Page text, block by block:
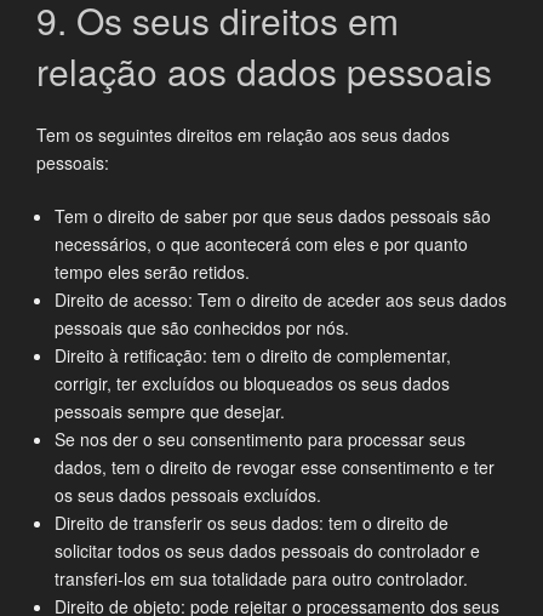
9. Os seus direitos em
relação aos dados pessoais
Tem os seguintes direitos em relação aos seus dados
pessoais:
Tem o direito de saber por que seus dados pessoais são
necessários, o que acontecerá com eles e por quanto
tempo eles serão retidos.
Direito de acesso: Tem o direito de aceder aos seus dados
pessoais que são conhecidos por nós.
Direito à retificação: tem o direito de complementar,
corrigir, ter excluídos ou bloqueados os seus dados
pessoais sempre que desejar.
Se nos der o seu consentimento para processar seus
dados, tem o direito de revogar esse consentimento e ter
os seus dados pessoais excluídos.
Direito de transferir os seus dados: tem o direito de
solicitar todos os seus dados pessoais do controlador e
transferi-los em sua totalidade para outro controlador.
Direito de objeto: pode rejeitar o processamento dos seus